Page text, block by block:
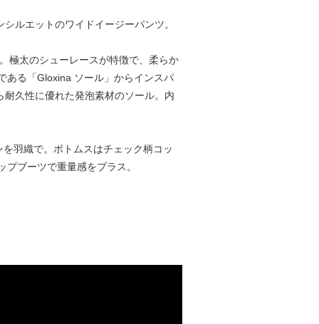
ルエットのワイドイージーパンツ。
極太のシューレースが特徴で、柔らか
ある「Gloxina ソール」からインスパ
久性に優れた発泡素材のソール。内
羽織で。ボトムスはチェック柄コッ
ブーツで重量感をプラス。